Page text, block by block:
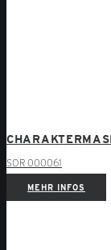
SOR 000061
MEHR INFOS